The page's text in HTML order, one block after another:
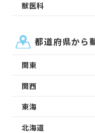
獣医科
都道府県から
関東
関西
東海
北海道